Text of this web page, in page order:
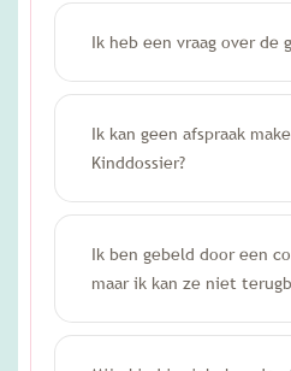
Ik heb een vraag over de
Ik kan geen afspraak
Kinddossier?
Ik ben gebeld door een
maar ik kan ze niet